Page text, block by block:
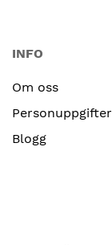
INFO
Om oss
Personuppgifter
Blogg